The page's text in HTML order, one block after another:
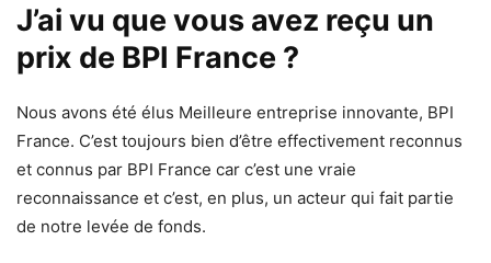
J’ai vu que vous avez reçu un
prix de BPI France ?
Nous avons été élus Meilleure entreprise innovante, BPI
France. C’est toujours bien d’être effectivement reconnus
et connus par BPI France car c’est une vraie
reconnaissance et c’est, en plus, un acteur qui fait partie
de notre levée de fonds.